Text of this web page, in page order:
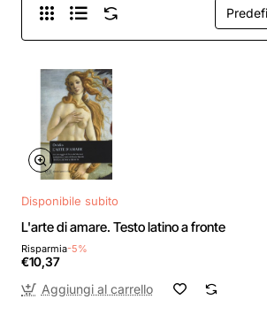
Disponibile subito
L'arte di amare. Testo latino a fronte
Risparmia-5%
€10,37
Aggiungi al carrello